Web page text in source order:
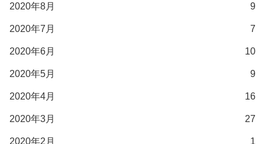
2020年8月 9
2020年7月 7
2020年6月 10
2020年5月 9
2020年4月 16
2020年3月 27
2020年2月 1